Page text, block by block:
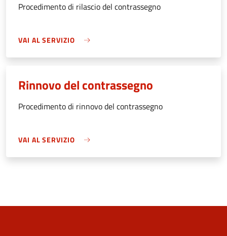
Procedimento di rilascio del contrassegno
VAI AL SERVIZIO
Rinnovo del contrassegno
Procedimento di rinnovo del contrassegno
VAI AL SERVIZIO